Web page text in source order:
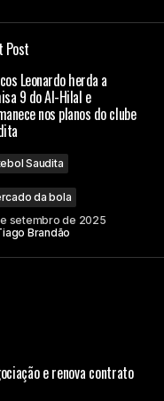
Post
Leonardo herda a
9 do Al-Hilal e
nos planos do clube
Saudita
da bola
setembro de 2025
Brandão
e renova contrato